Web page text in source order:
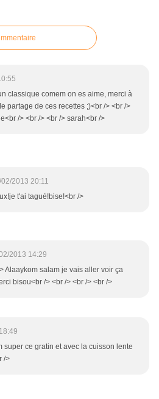
classique comem on es aime, merci à
partage de ces recettes ;)<br /> <br />
/> <br /> <br /> sarah<br />
02/2013 20:11
t'ai tagué!bise!<br />
2013 14:29
Alaaykom salam je vais aller voir ça
bisou<br /> <br /> <br /> <br />
super ce gratin et avec la cuisson lente
/>